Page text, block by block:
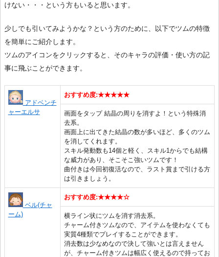
けない・・・という方もいると思います。
少しでも引いてみようかな？という方のために、以下でツムの特徴
を簡単にご紹介します。
ツムのアイコンをクリックすると、そのキャラの評価・使い方の記
事に飛ぶことができます。
アドベンチ
ャーエルサ
おすすめ度:★★★★★
画面をタップ 結晶の周りを消すよ！という特殊消
去系。
画面上に出てきた結晶の数が多いほど、多くのツム
を消してくれます。
スキル発動数も14個と軽く、スキル1からでも結構
な威力があり、そこそこ強いツムです！
曲付きは今回初復活なので、ラスト賞まで引ける方
は引きましょう。
ベル(チャ
ーム)
おすすめ度:★★★★☆
横ライン状にツムを消す消去系。
チャーム付きツムなので、アイテムを使わなくても
実質4種類でプレイすることができます。
消去数は少なめなので決して強いとは言えません
が、チャーム付きツムは幅広く使えるので持ってお